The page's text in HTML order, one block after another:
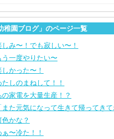
稚園ブログ」のページ一覧
しみ〜！でも寂しい〜！
う一度やりたい〜
しかった〜！
たしのまねして！！
の家電を大量生産！？
また元気になって生きて帰ってき
色かな？
ぁ〜冷た！！